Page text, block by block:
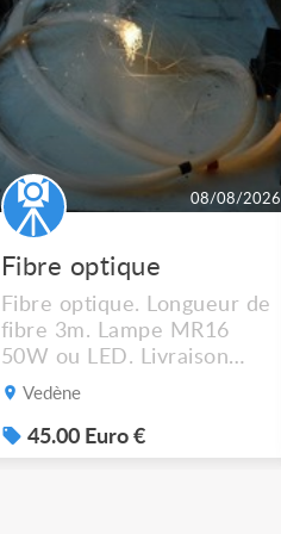
08/08/2026
Fibre optique
Fibre optique. Longueur de
fibre 3m. Lampe MR16
50W ou LED. Livraison
possible.
Vedène
45.00 Euro €